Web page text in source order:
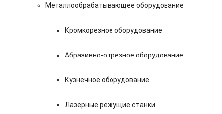
Металлообрабатывающее оборудование
Кромкорезное оборудование
Абразивно-отрезное оборудование
Кузнечное оборудование
Лазерные режущие станки